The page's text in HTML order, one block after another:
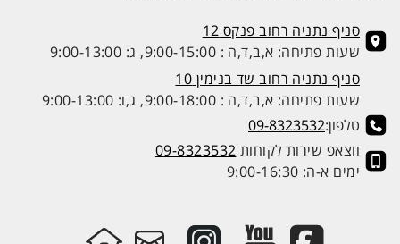
סניף נתניה רחוב פנקס 12
שעות פתיחה: א,ב,ד,ה : 9:00-15:00, ג: 9:00-13:00
סניף נתניה רחוב שד בנימין 10
שעות פתיחה: א,ב,ד,ה : 9:00-18:00, ג,ו: 9:00-13:00
טלפון:09-8323532
ווצאפ שירות לקוחות 09-8323532
ימים א-ה: 9:00-16:30